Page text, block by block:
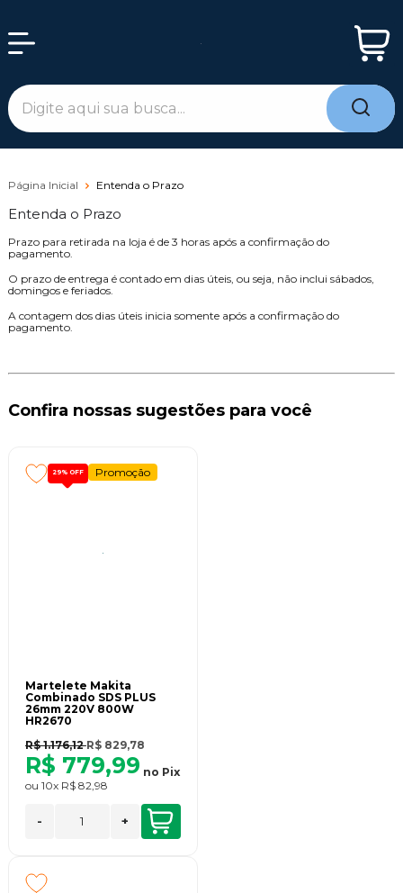
Página Inicial Entenda o Prazo
Entenda o Prazo
Prazo para retirada na loja é de 3 horas após a confirmação do
pagamento.
O prazo de entrega é contado em dias úteis, ou seja, não inclui sábados,
domingos e feriados.
A contagem dos dias úteis inicia somente após a confirmação do
pagamento.
Confira nossas sugestões para você
29% OFF Promoção
Martelete Makita
Combinado SDS PLUS
26mm 220V 800W
HR2670
R$ 1.176,12R$ 829,78
R$ 779,99 no Pix
ou 10x R$ 82,98
- +